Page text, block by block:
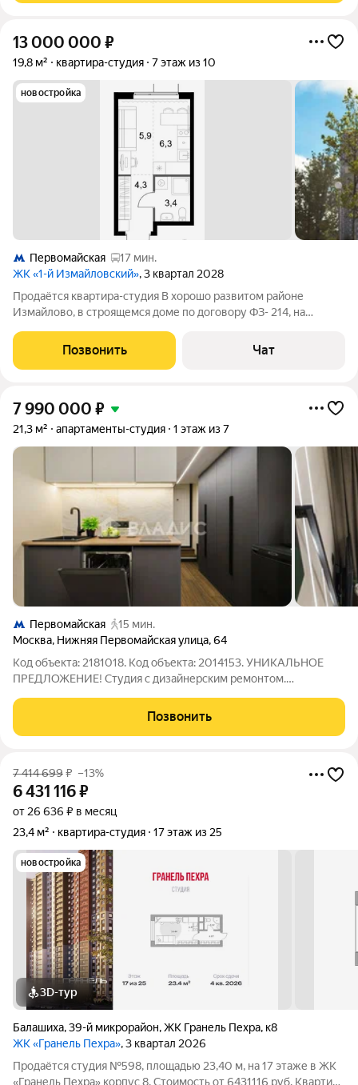
13 000 000 ₽
19,8 м² квартира-студия 7 этаж из 10
новостройка
Первомайская
17 мин.
ЖК «1-й Измайловский», 3 квартал 2028
Продаётся квартира-студия В хорошо развитом районе
Измайлово, в строящемся доме по договору ФЗ- 214, на
расположение на этаже, не у лифта). Площадь 19,9 кв. м.
Панорамные окна в пол. Дом строит надежный
Позвонить Чат
7 990 000 ₽
21,3 м² апартаменты-студия 1 этаж из 7
Первомайская
15 мин.
Москва, Нижняя Первомайская улица,64
Код объекта: 2181018. Код объекта: 2014153. УНИКАЛЬНОЕ
ПРЕДЛОЖЕНИЕ! Студия с дизайнерским ремонтом.
отдельным кадастровым номером (НЕ долевая ) и с
возможностью регистрации. Вариант для: инвестиций, для
Позвонить
7 414 699₽ –13%
6 431 116₽
от 26 636 ₽ в месяц
23,4 м²
квартира-студия 17 этаж из 25
новостройка
3D-тур
Балашиха,39-й микрорайон,ЖК Гранель Пехра, к8
ЖК «Гранель Пехра», 3 квартал 2026
Продаётся студия №598, площадью 23,40 м, на 17 этаже в ЖК
«Гранель Пехра» корпус 8. Стоимость от 6431116 руб. Квартира